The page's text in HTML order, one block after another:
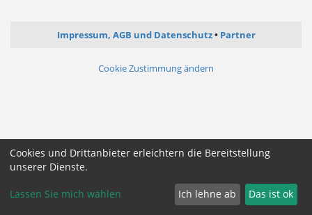
Impressum, AGB und Datenschutz Partner
Cookie Zustimmung ändern
Cookies und Drittanbieter erleichtern die Bereitstellung
unserer Dienste.
Lassen Sie mich wählen Ich lehne ab Das ist ok